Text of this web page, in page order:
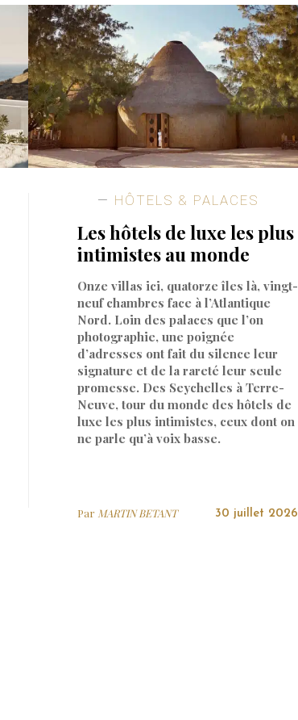
HÔTELS & PALACES
Les hôtels de luxe les plus
intimistes au monde
Onze villas ici, quatorze îles là, vingt-
neuf chambres face à l’Atlantique
Nord. Loin des palaces que l’on
photographie, une poignée
d’adresses ont fait du silence leur
signature et de la rareté leur seule
promesse. Des Seychelles à Terre-
Neuve, tour du monde des hôtels de
luxe les plus intimistes, ceux dont on
ne parle qu’à voix basse.
Par MARTIN BETANT 30 juillet 2026